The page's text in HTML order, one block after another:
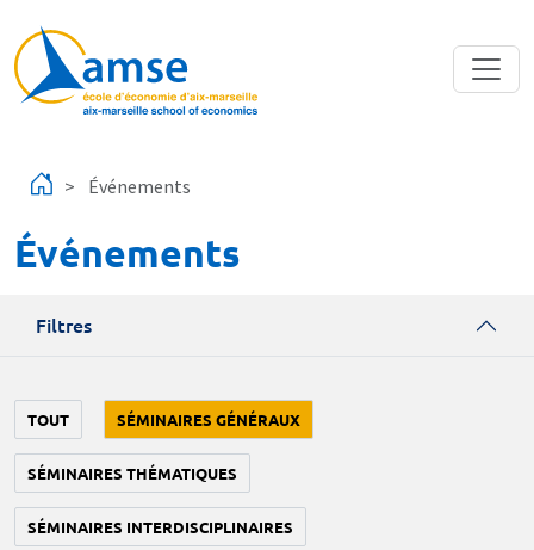
Événements
Événements
Filtres
TOUT SÉMINAIRES GÉNÉRAUX
SÉMINAIRES THÉMATIQUES
SÉMINAIRES INTERDISCIPLINAIRES